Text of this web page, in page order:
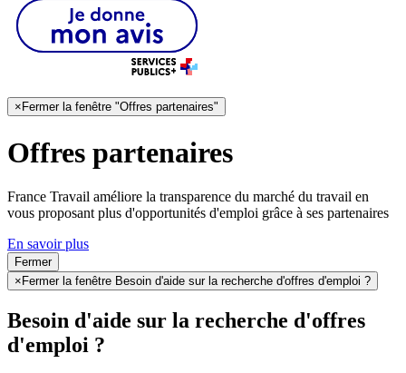
× Fermer la fenêtre "Offres partenaires"
Offres partenaires
France Travail améliore la transparence du marché du travail en
vous proposant plus d'opportunités d'emploi grâce à ses partenaires
En savoir plus
Fermer
× Fermer la fenêtre Besoin d'aide sur la recherche d'offres d'emploi ?
Besoin d'aide sur la recherche d'offres
d'emploi ?